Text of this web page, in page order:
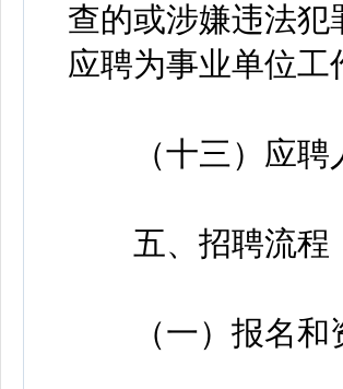
查的或涉嫌违法犯
应聘为事业单位
（十三）应聘人
五、招聘流程
（一）报名和